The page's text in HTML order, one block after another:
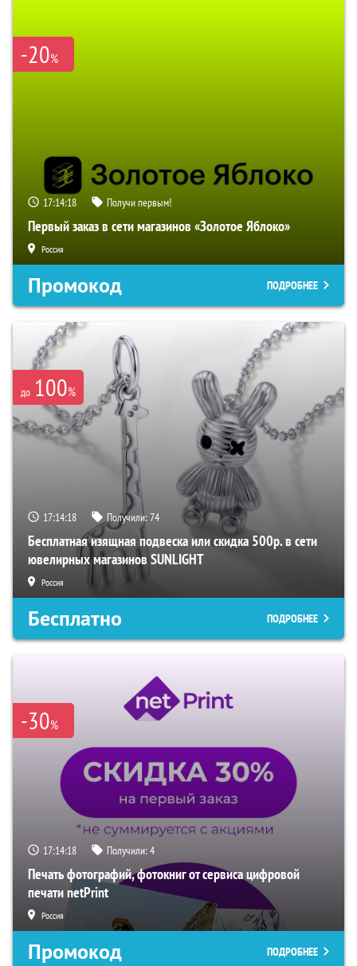
-20%
17:14:17 Получи первым!
Первый заказ в сети магазинов «Золотое Яблоко»
Россия
Промокод ПОДРОБНЕЕ
до 100%
17:14:17 Получили:74
Бесплатная изящная подвеска или скидка 500р. в сети
ювелирных магазинов SUNLIGHT
Россия
Бесплатно ПОДРОБНЕЕ
-30%
17:14:17 Получили:4
Печать фотографий, фотокниг от сервиса цифровой
печати netPrint
Россия
Промокод ПОДРОБНЕЕ